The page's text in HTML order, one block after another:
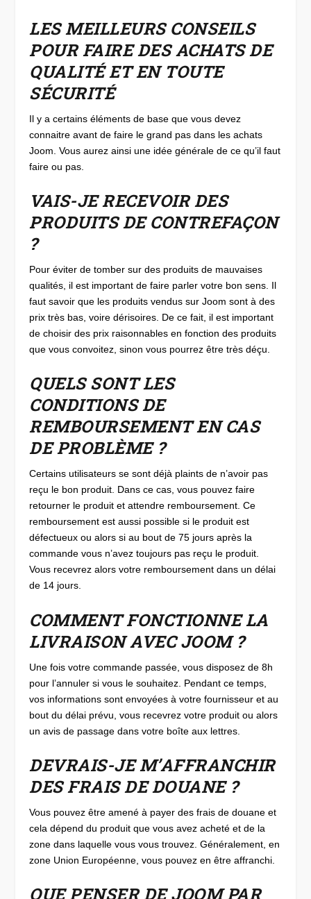
LES MEILLEURS CONSEILS
POUR FAIRE DES ACHATS DE
QUALITÉ ET EN TOUTE
SÉCURITÉ
Il y a certains éléments de base que vous devez
connaitre avant de faire le grand pas dans les achats
Joom. Vous aurez ainsi une idée générale de ce qu’il faut
faire ou pas.
VAIS-JE RECEVOIR DES
PRODUITS DE CONTREFAÇON
?
Pour éviter de tomber sur des produits de mauvaises
qualités, il est important de faire parler votre bon sens. Il
faut savoir que les produits vendus sur Joom sont à des
prix très bas, voire dérisoires. De ce fait, il est important
de choisir des prix raisonnables en fonction des produits
que vous convoitez, sinon vous pourrez être très déçu.
QUELS SONT LES
CONDITIONS DE
REMBOURSEMENT EN CAS
DE PROBLÈME ?
Certains utilisateurs se sont déjà plaints de n’avoir pas
reçu le bon produit. Dans ce cas, vous pouvez faire
retourner le produit et attendre remboursement. Ce
remboursement est aussi possible si le produit est
défectueux ou alors si au bout de 75 jours après la
commande vous n’avez toujours pas reçu le produit.
Vous recevrez alors votre remboursement dans un délai
de 14 jours.
COMMENT FONCTIONNE LA
LIVRAISON AVEC JOOM ?
Une fois votre commande passée, vous disposez de 8h
pour l’annuler si vous le souhaitez. Pendant ce temps,
vos informations sont envoyées à votre fournisseur et au
bout du délai prévu, vous recevrez votre produit ou alors
un avis de passage dans votre boîte aux lettres.
DEVRAIS-JE M’AFFRANCHIR
DES FRAIS DE DOUANE ?
Vous pouvez être amené à payer des frais de douane et
cela dépend du produit que vous avez acheté et de la
zone dans laquelle vous vous trouvez. Généralement, en
zone Union Européenne, vous pouvez en être affranchi.
QUE PENSER DE JOOM PAR